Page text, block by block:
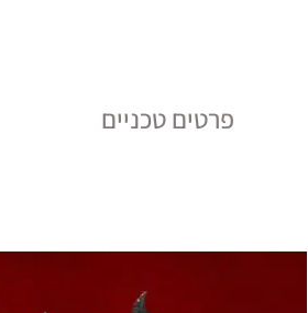
פרטים טכניים